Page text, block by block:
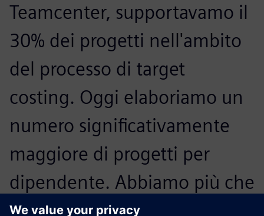
Teamcenter, supportavamo il
30% dei progetti nell'ambito
del processo di target
costing. Oggi elaboriamo un
numero significativamente
maggiore di progetti per
dipendente. Abbiamo più che
raddoppiato la percentuale di